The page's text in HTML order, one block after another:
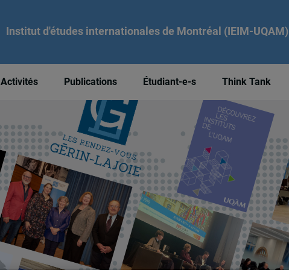
Institut d'études internationales de Montréal (IEIM-UQAM)
Activités Publications Étudiant-e-s Think Tank